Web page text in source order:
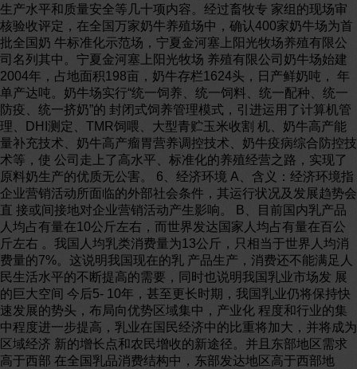
生产水平和质量安全等几十项内容。经过畜牧专 家组的现场审
核验收评定，在全国万家奶牛养殖场中，确认400家奶牛场为首
批全国奶 牛标准化示范场，宁夏金河塞上阳光牧场养殖有限公
司名列其中。宁夏金河塞上阳光牧场 养殖有限公司奶牛场始建
2004年，占地面积198亩，奶牛存栏1624头，日产鲜奶吨， 年
单产达吨。奶牛场实行“统一饲养、统一饲料、统一配种、统一
防疫、统一挤奶”的 封闭式饲养管理模式，引进运用了计算机管
理、DHI测定、TMR饲喂、大型青贮玉米收割 机、奶牛高产能
量补充技术、奶牛高产瘤胃营养调控技术、奶牛疫病综合防控技
术等，使 公司走上了高水平、标准化的养殖经营之路，实现了
原料奶生产的优质无公害。 6、经济环境 A、含义：经济环境指
企业营销活动所面临的外部社会条件，其运行状况及发展趋势会
直 接或间接地对企业营销活动产生影响。 B、目前国内乳产品
人均占有量在10公斤左右，而世界发达国家人均占有量在百公
斤左右 。我国人均乳类消费量为13公斤，只相当于世界人均消
费量的7%。这说明我国现在的乳 产品生产，消费还不能满足人
民生活水平的不断提高的需要，同时也说明我国乳业市场发 展
的巨大空间 今后5- 10年，甚至更长时期，我国乳业仍将保持快
速发展的势头，布局向优势区域集中，产业化 程度和行业的集
中程度进一步提高，乳业在国民经济中的比重将加大，并将成为
区域经济 新的增长点和农民增收的新途径。并且东部地区需求
高于西部 在全国乳品消费结构中，东部发达地区高于西部地